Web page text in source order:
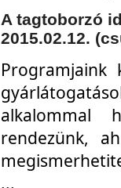
A tagtoborzó
2015.02.12.
Programjaink
alkalommal
rendezünk,
...